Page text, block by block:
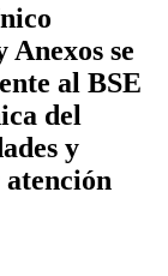
se
al BSE
del
y